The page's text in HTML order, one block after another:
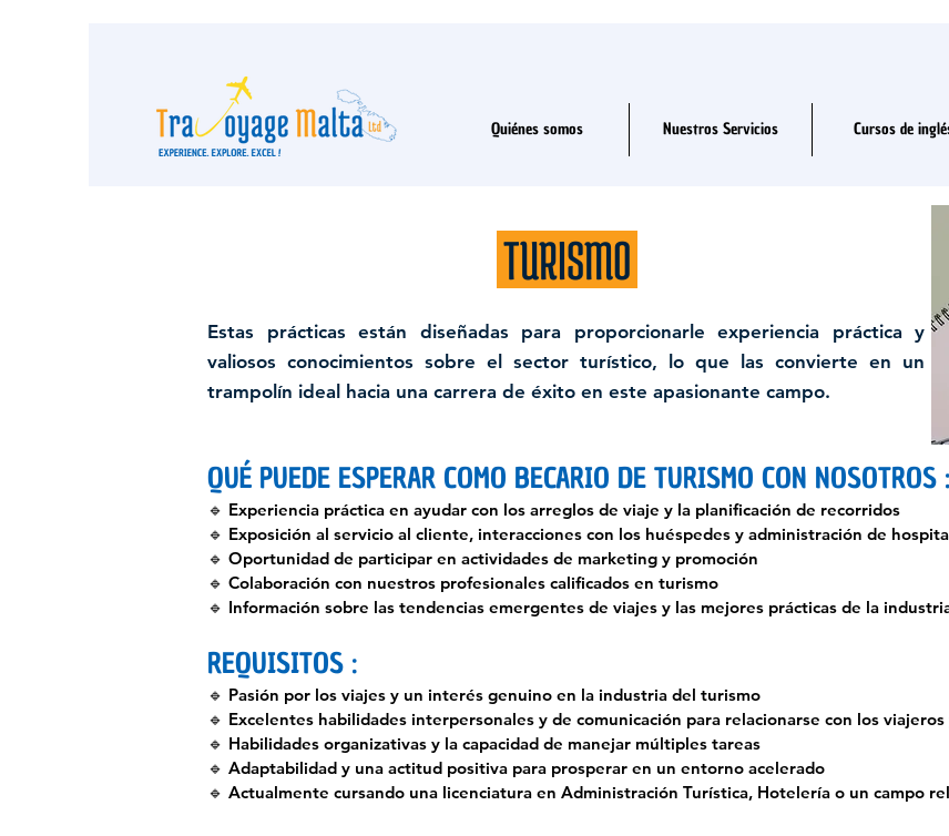
Quiénes somos Nuestros Servicios Cursos de
TURISMO
Estas prácticas están diseñadas para proporcionarle experiencia práctica y
valiosos conocimientos sobre el sector turístico, lo que las convierte en un
trampolín ideal hacia una carrera de éxito en este apasionante campo.
QUÉ PUEDE ESPERAR COMO BECARIO DE TURISMO CON NOSOTROS :
🔹 Experiencia práctica en ayudar con los arreglos de viaje y la planificación de recorridos
🔹 Exposición al servicio al cliente, interacciones con los huéspedes y administración de
🔹 Oportunidad de participar en actividades de marketing y promoción
🔹 Colaboración con nuestros profesionales calificados en turismo
🔹 Información sobre las tendencias emergentes de viajes y las mejores prácticas de la
REQUISITOS :
🔹 Pasión por los viajes y un interés genuino en la industria del turismo
🔹 Excelentes habilidades interpersonales y de comunicación para relacionarse con los
🔹 Habilidades organizativas y la capacidad de manejar múltiples tareas
🔹 Adaptabilidad y una actitud positiva para prosperar en un entorno acelerado
🔹 Actualmente cursando una licenciatura en Administración Turística, Hotelería o un campo